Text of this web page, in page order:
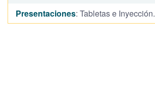
Presentaciones: Tabletas e Inyección.